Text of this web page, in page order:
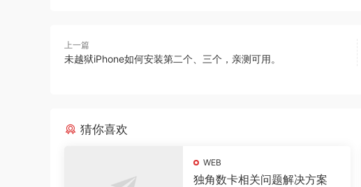
上一篇
未越狱iPhone如何安装第二个、三个，亲测可用。
猜你喜欢
WEB
独角数卡相关问题解决方案